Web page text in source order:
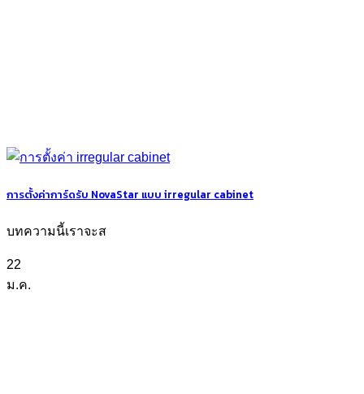
การตั้งค่าการ์ดรับ NovaStar แบบ irregular cabinet
บทความนี้เราจะส
22
ม.ค.